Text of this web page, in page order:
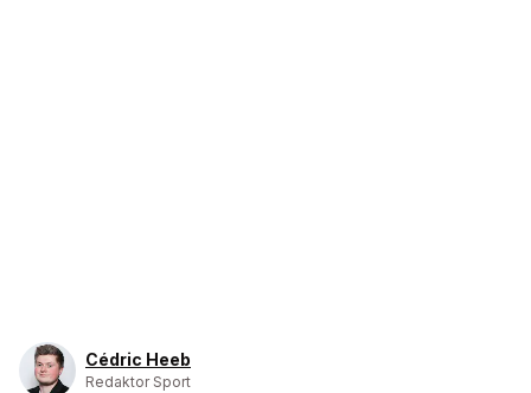
Cédric Heeb
Redaktor Sport